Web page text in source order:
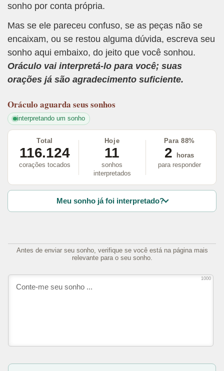
sonho por conta própria.
Mas se ele pareceu confuso, se as peças não se
encaixam, ou se restou alguma dúvida, escreva seu
sonho aqui embaixo, do jeito que você sonhou.
Oráculo vai interpretá-lo para você; suas
orações já são agradecimento suficiente.
Oráculo aguarda seus sonhos
interpretando um sonho
Total
116.124
corações tocados
Hoje
11
sonhos
interpretados
Para 88%
2
horas
para responder
Meu sonho já foi interpretado?
Antes de enviar seu sonho, verifique se você está na página mais
relevante para o seu sonho.
1000